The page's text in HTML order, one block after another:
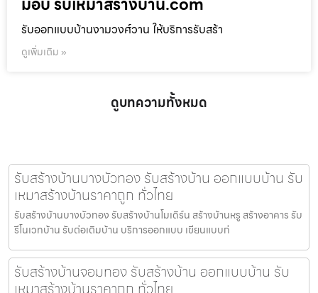
รับออกแบบบ้านงามวงศ์วาน ให้บริการรับสร้า
ดูเพิ่มเติม »
ดูบทความทั้งหมด
รับสร้างบ้านบางบัวทอง รับสร้างบ้าน ออกแบบบ้าน รับ
เหมาสร้างบ้านราคาถูก ทั่วไทย
รับสร้างบ้านบางบัวทอง รับสร้างบ้านโมเดิร์น สร้างบ้านหรู สร้างอาคาร รับ
รีโนเวทบ้าน รับต่อเติมบ้าน บริการออกแบบ เขียนแบบก่
รับสร้างบ้านจอมทอง รับสร้างบ้าน ออกแบบบ้าน รับ